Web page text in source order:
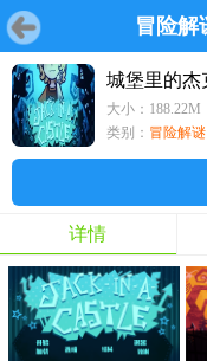
冒险解
首页 游戏
首页 游戏 软件 鸿蒙
游戏
鸿
软件
城堡里的杰
大小：188.22M
类别： 冒险解谜
详情